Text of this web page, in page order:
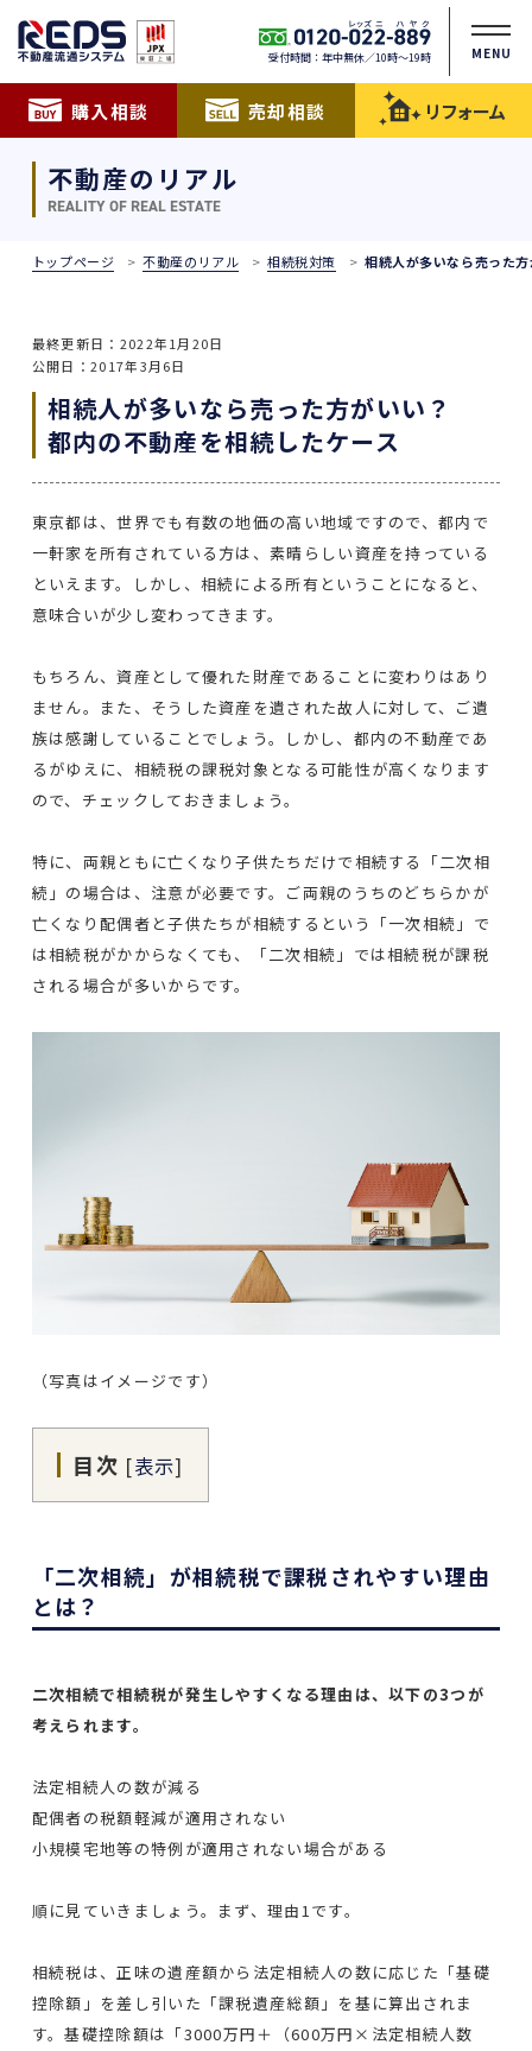
受付時間：年中無休／10時〜19時 MENU
購入相談 売却相談 リフォーム
不動産のリアル
REALITY OF REAL ESTATE
トップページ 不動産のリアル 相続税対策 相続人が多いなら売った
最終更新日：2022年1月20日
公開日：2017年3月6日
相続人が多いなら売った方がいい？
都内の不動産を相続したケース
東京都は、世界でも有数の地価の高い地域ですので、都内で
一軒家を所有されている方は、素晴らしい資産を持っている
といえます。しかし、相続による所有ということになると、
意味合いが少し変わってきます。
もちろん、資産として優れた財産であることに変わりはあり
ません。また、そうした資産を遺された故人に対して、ご遺
族は感謝していることでしょう。しかし、都内の不動産であ
るがゆえに、相続税の課税対象となる可能性が高くなります
ので、チェックしておきましょう。
特に、両親ともに亡くなり子供たちだけで相続する「二次相
続」の場合は、注意が必要です。ご両親のうちのどちらかが
亡くなり配偶者と子供たちが相続するという「一次相続」で
は相続税がかからなくても、「二次相続」では相続税が課税
される場合が多いからです。
（写真はイメージです）
目次 [表示]
「二次相続」が相続税で課税されやすい理由
とは？
二次相続で相続税が発生しやすくなる理由は、以下の3つが
考えられます。
法定相続人の数が減る
配偶者の税額軽減が適用されない
小規模宅地等の特例が適用されない場合がある
順に見ていきましょう。まず、理由1です。
相続税は、正味の遺産額から法定相続人の数に応じた「基礎
控除額」を差し引いた「課税遺産総額」を基に算出されま
す。基礎控除額は「3000万円＋（600万円×法定相続人数